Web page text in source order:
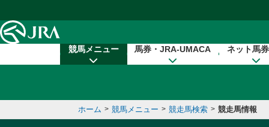
競馬メニュー 馬券・JRA-UMACA ネット馬
ホーム > 競馬メニュー > 競走馬検索 > 競走馬情報